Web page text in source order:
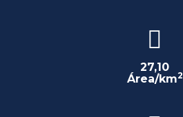
27,10
Área/km2